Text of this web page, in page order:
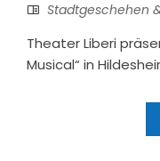
Stadtgeschehen
Theater Liberi
Musical“ in